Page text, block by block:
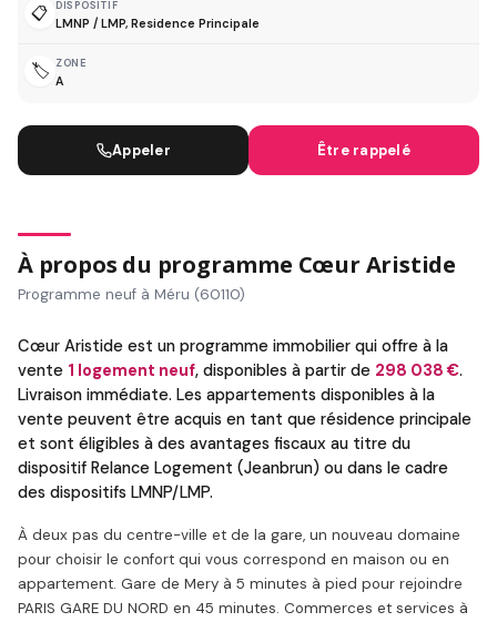
📋 DISPOSITIF
LMNP / LMP, Residence Principale
🏷️ ZONE
A
Appeler Être rappelé
À propos du programme Cœur Aristide
Programme neuf à Méru (60110)
Cœur Aristide est un programme immobilier qui offre à la
vente 1 logement neuf, disponibles à partir de 298 038 €.
Livraison immédiate. Les appartements disponibles à la
vente peuvent être acquis en tant que résidence principale
et sont éligibles à des avantages fiscaux au titre du
dispositif Relance Logement (Jeanbrun) ou dans le cadre
des dispositifs LMNP/LMP.
À deux pas du centre-ville et de la gare, un nouveau domaine
pour choisir le confort qui vous correspond en maison ou en
appartement. Gare de Mery à 5 minutes à pied pour rejoindre
PARIS GARE DU NORD en 45 minutes. Commerces et services à